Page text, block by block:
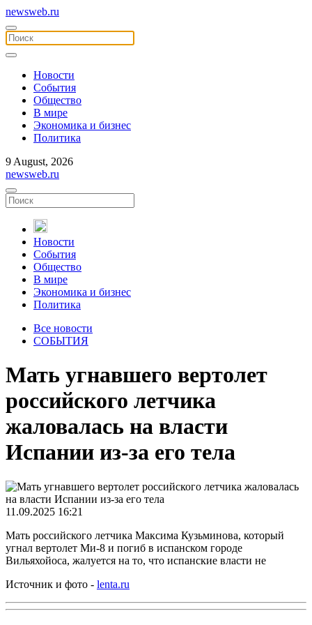
newsweb.ru
Новости
События
Общество
В мире
Экономика и бизнес
Политика
9 August, 2026
newsweb.ru
Новости
События
Общество
В мире
Экономика и бизнес
Политика
Все новости
СОБЫТИЯ
Мать угнавшего вертолет
российского летчика
жаловалась на власти
Испании из-за его тела
11.09.2025 16:21
Мать российского летчика Максима Кузьминова, который
угнал вертолет Ми-8 и погиб в испанском городе
Вильяхойоса, жалуется на то, что испанские власти не
Источник и фото - lenta.ru